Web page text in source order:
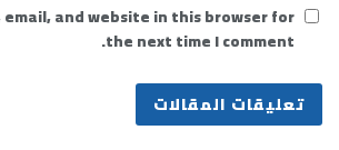
email, and website in this browser for
the next time I comment.